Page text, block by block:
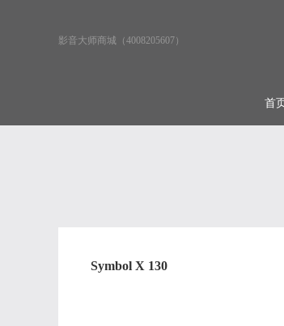
影音大师商城（4008205607）
首页
Symbol X 130